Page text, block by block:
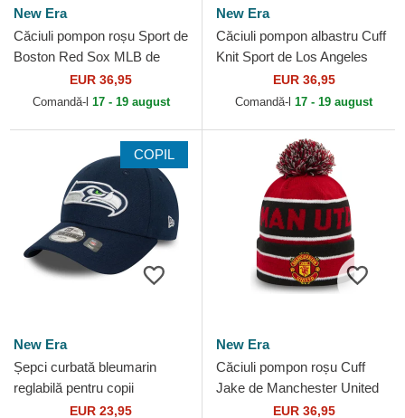
New Era
Căciuli pompon roșu Sport de
Boston Red Sox MLB de
EUR 36,95
Comandă-l 17 - 19 august
New Era
Căciuli pompon albastru Cuff
Knit Sport de Los Angeles
Dodgers MLB de New Era
EUR 36,95
Comandă-l 17 - 19 august
COPIL
New Era
Șepci curbată bleumarin
reglabilă pentru copii
9FORTY The League de
EUR 23,95
New Era
Căciuli pompon roșu Cuff
Jake de Manchester United
Football Club Premier League
EUR 36,95